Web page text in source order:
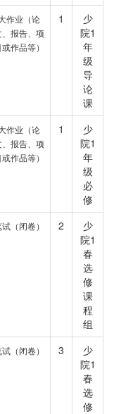
作业（论
、报告、项
或作品等）
1
少
院1
年
级
导
论
课
作业（论
、报告、项
或作品等）
1
少
院1
年
级
必
修
（闭卷） 2
少
院1
春
选
修
课
程
组
（闭卷） 3
少
院1
春
选
修